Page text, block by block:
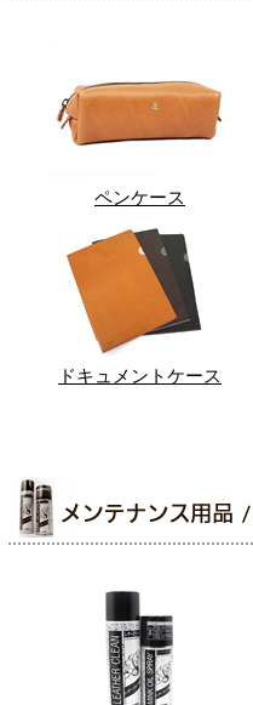
ペンケース
ドキュメントケース